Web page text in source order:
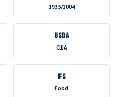
1935/2004
USDA
США
IFS
Food